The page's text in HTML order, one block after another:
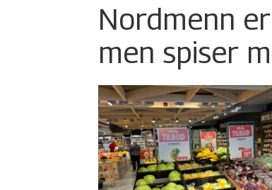
Nordmenn
men spiser